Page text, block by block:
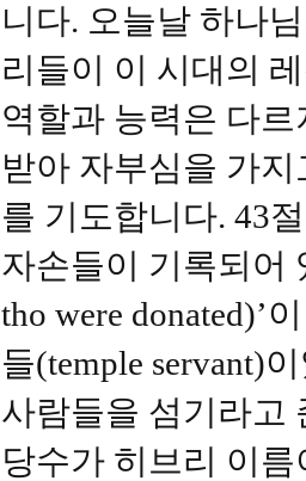
니다. 오늘날 하나
리들이 이 시대의
역할과 능력은 다
받아 자부심을 가
를 기도합니다. 43
자손들이 기록되어
tho were donated)’
들(temple servant)
사람들을 섬기라고
당수가 히브리 이